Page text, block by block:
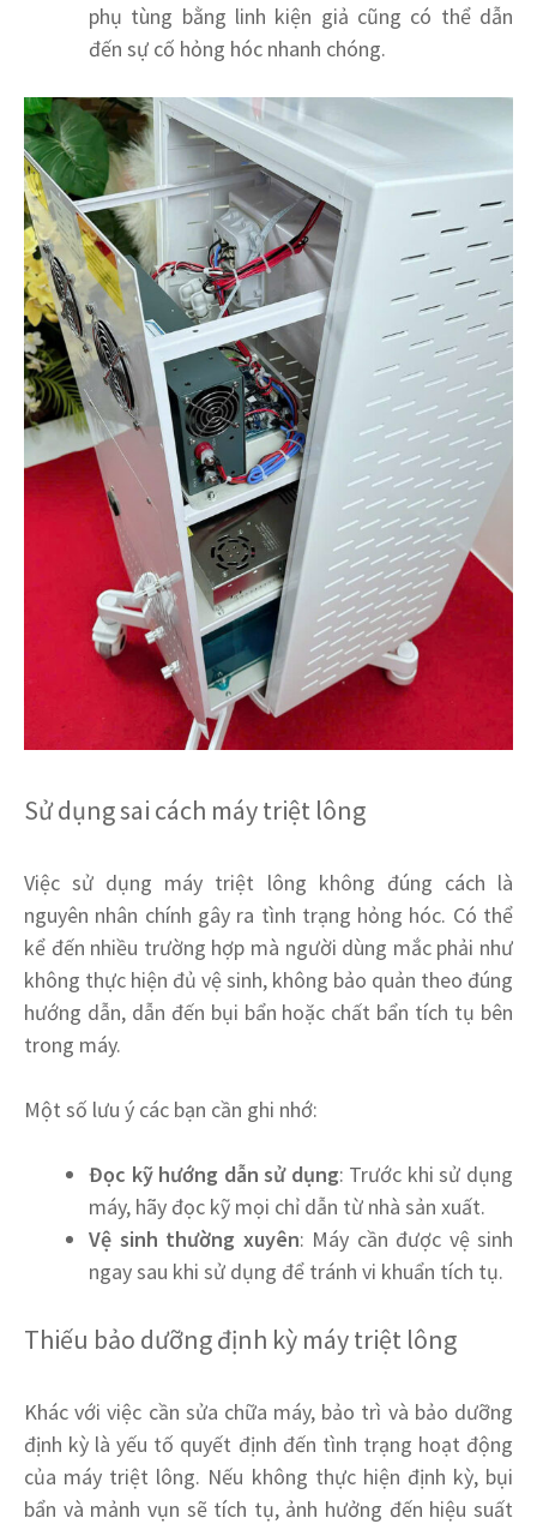
phụ tùng bằng linh kiện giả cũng có thể dẫn
đến sự cố hỏng hóc nhanh chóng.
Sử dụng sai cách máy triệt lông
Việc sử dụng máy triệt lông không đúng cách là
nguyên nhân chính gây ra tình trạng hỏng hóc. Có thể
kể đến nhiều trường hợp mà người dùng mắc phải như
không thực hiện đủ vệ sinh, không bảo quản theo đúng
hướng dẫn, dẫn đến bụi bẩn hoặc chất bẩn tích tụ bên
trong máy.
Một số lưu ý các bạn cần ghi nhớ:
Đọc kỹ hướng dẫn sử dụng: Trước khi sử dụng
máy, hãy đọc kỹ mọi chỉ dẫn từ nhà sản xuất.
Vệ sinh thường xuyên: Máy cần được vệ sinh
ngay sau khi sử dụng để tránh vi khuẩn tích tụ.
Thiếu bảo dưỡng định kỳ máy triệt lông
Khác với việc cần sửa chữa máy, bảo trì và bảo dưỡng
định kỳ là yếu tố quyết định đến tình trạng hoạt động
của máy triệt lông. Nếu không thực hiện định kỳ, bụi
bẩn và mảnh vụn sẽ tích tụ, ảnh hưởng đến hiệu suất